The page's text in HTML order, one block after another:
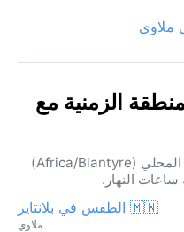
الزمنية مع
هذه المدن تتشارك توقيت Mzimba المحلي (Africa/Blantyre)
النهار.
🇲🇼 الطقس في بلانتاير
ملاوي